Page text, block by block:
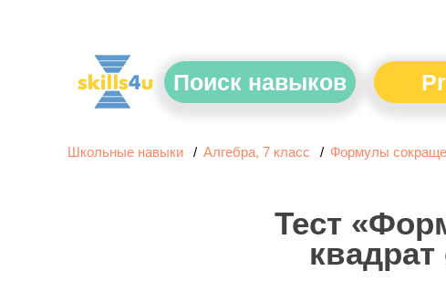
Поиск навыков
Школьные навыки Алгебра, 7 класс Формулы
Тест